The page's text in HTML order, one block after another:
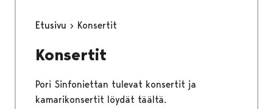
Etusivu Konsertit
Konsertit
Pori Sinfoniettan tulevat konsertit ja
kamarikonsertit löydät täältä.